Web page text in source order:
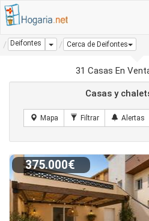
Deifontes Dropdown
Cerca de Deifontes
31 Casas En
Casas y
375.000€